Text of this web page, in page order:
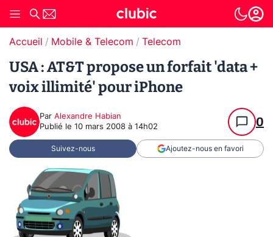
Accueil Mobile & Telecom Telecom
USA : AT&T propose un forfait 'data +
voix illimité' pour iPhone
Par Alexandre Habian
Publié le 10 mars 2008 à 14h02 0
Suivez-nous Ajoutez-nous en favori